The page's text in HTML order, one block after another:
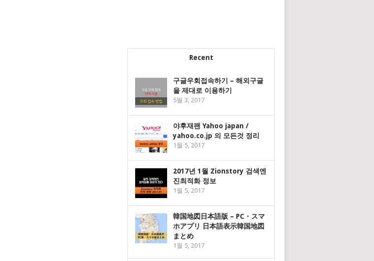
Recent
구글우회접속하기 – 해외구글
을 제대로 이용하기
5월 3, 2017
야후재팬 Yahoo japan /
yahoo.co.jp 의 모든것 정리
1월 5, 2017
2017년 1월 Zionstory 검색엔
진최적화 정보
1월 5, 2017
韓国地図日本語版 – PC・スマ
ホアプリ 日本語表示韓国地図
まとめ
1월 5, 2017